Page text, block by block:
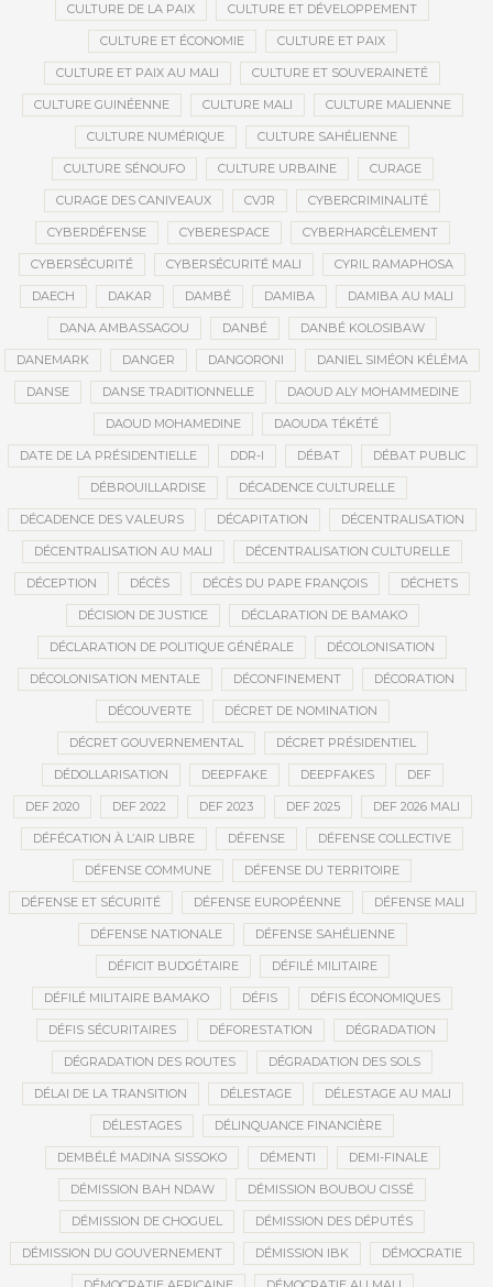
CULTURE DE LA PAIX CULTURE ET DÉVELOPPEMENT
CULTURE ET ÉCONOMIE CULTURE ET PAIX
CULTURE ET PAIX AU MALI CULTURE ET SOUVERAINETÉ
CULTURE GUINÉENNE CULTURE MALI CULTURE MALIENNE
CULTURE NUMÉRIQUE CULTURE SAHÉLIENNE
CULTURE SÉNOUFO CULTURE URBAINE CURAGE
CURAGE DES CANIVEAUX CVJR CYBERCRIMINALITÉ
CYBERDÉFENSE CYBERESPACE CYBERHARCÈLEMENT
CYBERSÉCURITÉ CYBERSÉCURITÉ MALI CYRIL RAMAPHOSA
DAECH DAKAR DAMBÉ DAMIBA DAMIBA AU MALI
DANA AMBASSAGOU DANBÉ DANBÉ KOLOSIBAW
DANEMARK DANGER DANGORONI DANIEL SIMÉON KÉLÉMA
DANSE DANSE TRADITIONNELLE DAOUD ALY MOHAMMEDINE
DAOUD MOHAMEDINE DAOUDA TÉKÉTÉ
DATE DE LA PRÉSIDENTIELLE DDR-I DÉBAT DÉBAT PUBLIC
DÉBROUILLARDISE DÉCADENCE CULTURELLE
DÉCADENCE DES VALEURS DÉCAPITATION DÉCENTRALISATION
DÉCENTRALISATION AU MALI DÉCENTRALISATION CULTURELLE
DÉCEPTION DÉCÈS DÉCÈS DU PAPE FRANÇOIS DÉCHETS
DÉCISION DE JUSTICE DÉCLARATION DE BAMAKO
DÉCLARATION DE POLITIQUE GÉNÉRALE DÉCOLONISATION
DÉCOLONISATION MENTALE DÉCONFINEMENT DÉCORATION
DÉCOUVERTE DÉCRET DE NOMINATION
DÉCRET GOUVERNEMENTAL DÉCRET PRÉSIDENTIEL
DÉDOLLARISATION DEEPFAKE DEEPFAKES DEF
DEF 2020 DEF 2022 DEF 2023 DEF 2025 DEF 2026 MALI
DÉFÉCATION À L’AIR LIBRE DÉFENSE DÉFENSE COLLECTIVE
DÉFENSE COMMUNE DÉFENSE DU TERRITOIRE
DÉFENSE ET SÉCURITÉ DÉFENSE EUROPÉENNE DÉFENSE MALI
DÉFENSE NATIONALE DÉFENSE SAHÉLIENNE
DÉFICIT BUDGÉTAIRE DÉFILÉ MILITAIRE
DÉFILÉ MILITAIRE BAMAKO DÉFIS DÉFIS ÉCONOMIQUES
DÉFIS SÉCURITAIRES DÉFORESTATION DÉGRADATION
DÉGRADATION DES ROUTES DÉGRADATION DES SOLS
DÉLAI DE LA TRANSITION DÉLESTAGE DÉLESTAGE AU MALI
DÉLESTAGES DÉLINQUANCE FINANCIÈRE
DEMBÉLÉ MADINA SISSOKO DÉMENTI DEMI-FINALE
DÉMISSION BAH NDAW DÉMISSION BOUBOU CISSÉ
DÉMISSION DE CHOGUEL DÉMISSION DES DÉPUTÉS
DÉMISSION DU GOUVERNEMENT DÉMISSION IBK DÉMOCRATIE